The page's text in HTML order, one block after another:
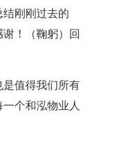
刚刚过去的
！（鞠躬）回
值得我们所有
个和泓物业人